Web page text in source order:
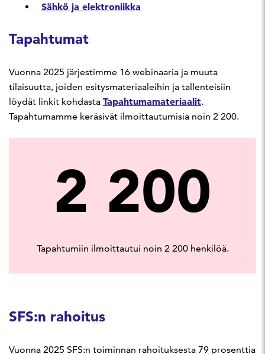
Sähkö ja elektroniikka
Tapahtumat
Vuonna 2025 järjestimme 16 webinaaria ja muuta
tilaisuutta, joiden esitysmateriaaleihin ja tallenteisiin
löydät linkit kohdasta Tapahtumamateriaalit.
Tapahtumamme keräsivät ilmoittautumisia noin 2 200.
2 200
Tapahtumiin ilmoittautui noin 2 200 henkilöä.
SFS:n rahoitus
Vuonna 2025 SFS:n toiminnan rahoituksesta 79 prosenttia